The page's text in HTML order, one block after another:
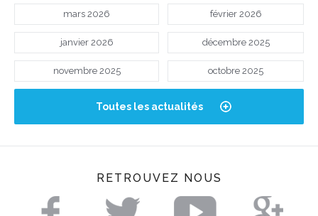
mars 2026 février 2026
janvier 2026 décembre 2025
novembre 2025 octobre 2025
Toutes les actualités
RETROUVEZ NOUS